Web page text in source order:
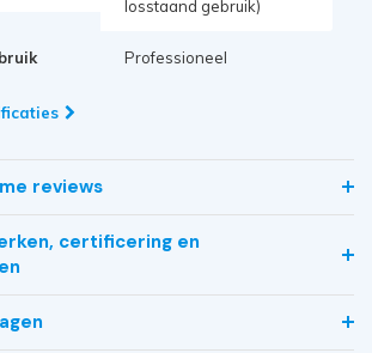
losstaand gebruik)
Professioneel
reviews
certificering en